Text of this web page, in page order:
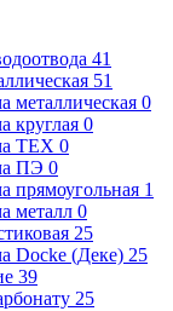
41
51
металлическая 0
круглая 0
ТЕХ 0
ПЭ 0
прямоугольная 1
металл 0
25
Docke (Деке) 25
39
25